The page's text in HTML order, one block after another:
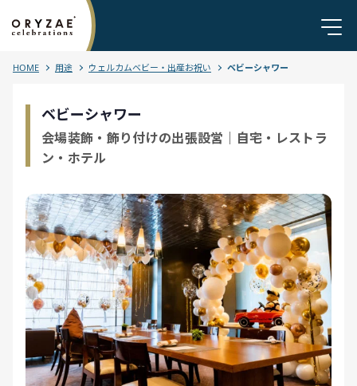
HOME 用途 ウェルカムベビー・出産お祝い ベビーシャワー
ベビーシャワー
会場装飾・飾り付けの出張設営｜自宅・レストラ
ン・ホテル